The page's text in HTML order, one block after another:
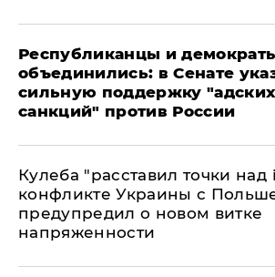
Республиканцы и
объединились: в Сенате
сильную поддержку "адских
санкций" против России
Кулеба "расставил точки над
конфликте Украины с
предупредил о новом витке
напряженности